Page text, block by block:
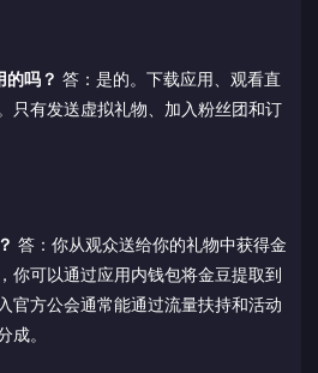
吗？ 答：是的。下载应用、观看直
只有发送虚拟礼物、加入粉丝团和订
答：你从观众送给你的礼物中获得金
你可以通过应用内钱包将金豆提取到
官方公会通常能通过流量扶持和活动
成。